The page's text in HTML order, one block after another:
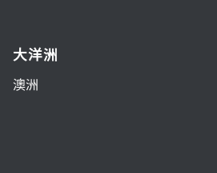
大洋洲
澳洲